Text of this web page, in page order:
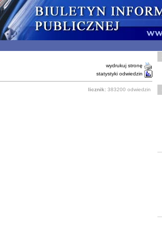
wydrukuj stronę
statystyki odwiedzin
licznik: 383200 odwiedzin